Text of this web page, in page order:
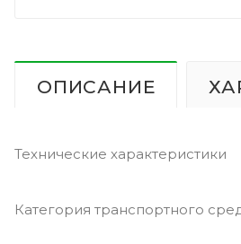
ОПИСАНИЕ
Технические характеристики
Категория транспортного